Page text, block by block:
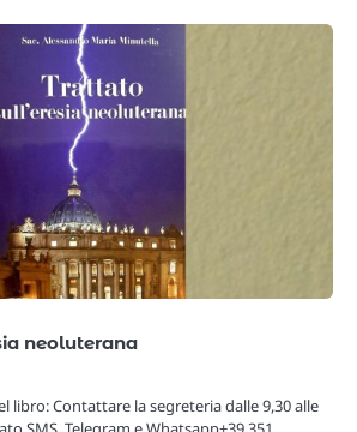
neoluterana
libro: Contattare la segreteria dalle 9,30 alle